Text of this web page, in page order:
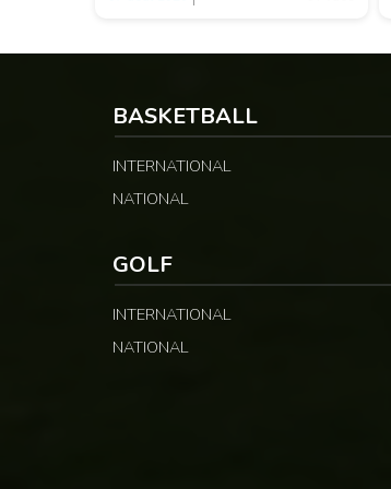
au Cameroun de préserver son
BASKETBALL
INTERNATIONAL
NATIONAL
GOLF
INTERNATIONAL
NATIONAL